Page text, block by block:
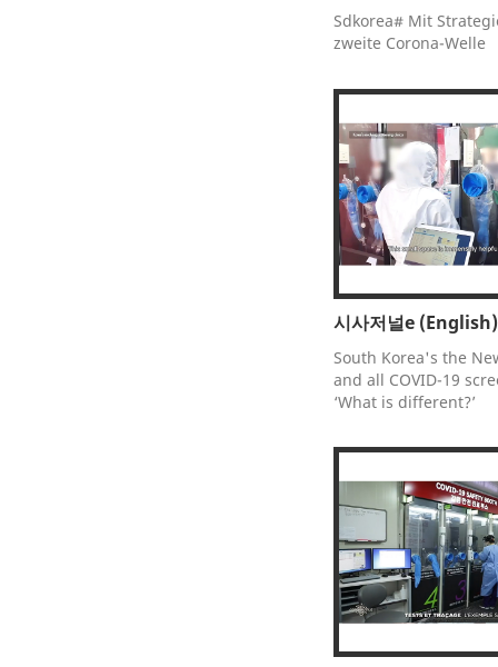
Sdkorea# Mit
zweite Corona-Welle
시사저널e (English)
South Korea's the
and all COVID-19
‘What is different?’